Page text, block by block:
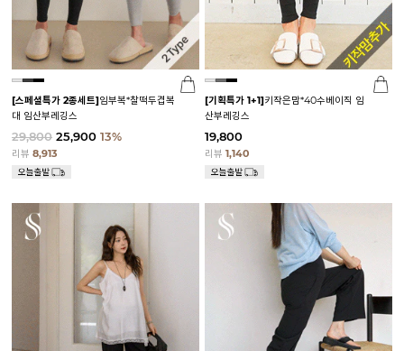
[스페셜특가 2종세트]임부복*찰떡두겹복
대 임산부레깅스
29,800 25,900 13%
리뷰 8,913
[기획특가 1+1]키작은맘*40수베이직 임
산부레깅스
19,800
리뷰 1,140